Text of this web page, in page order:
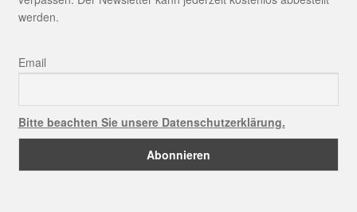
werden.
Email
Bitte beachten Sie unsere Datenschutzerklärung.